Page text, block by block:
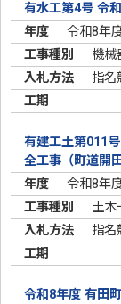
有水工第4号 令
令和8年
機械
指名
有建工土第011
全工事（町道開田
令和8年
土木
指名
令和8年度 有田